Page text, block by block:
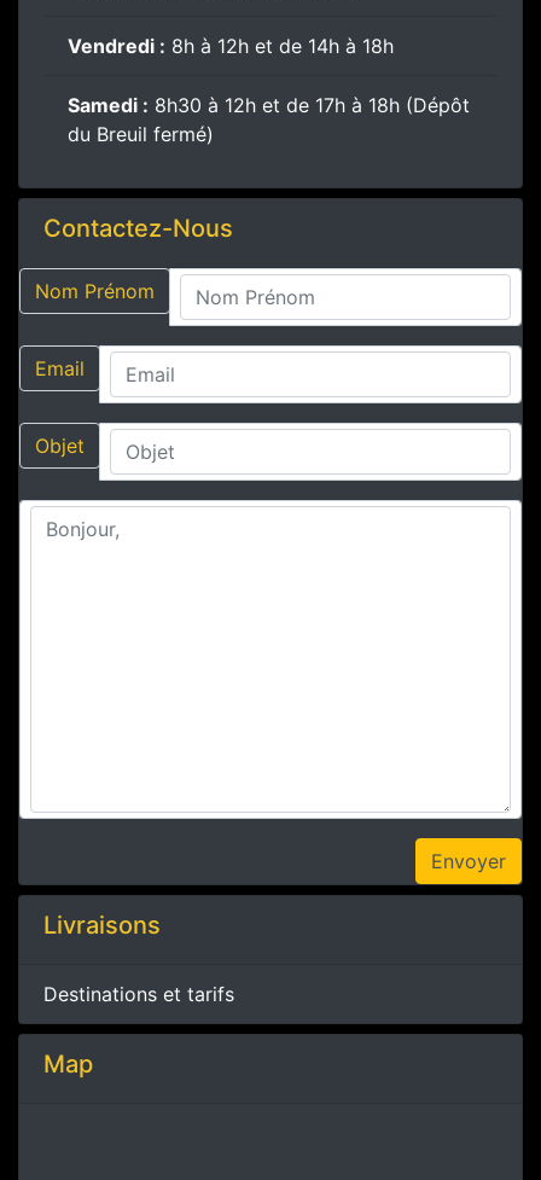
Vendredi : 8h à 12h et de 14h à 18h
Samedi : 8h30 à 12h et de 17h à 18h (Dépôt
du Breuil fermé)
Contactez-Nous
Nom Prénom
Email
Objet
Livraisons
Destinations et tarifs
Map